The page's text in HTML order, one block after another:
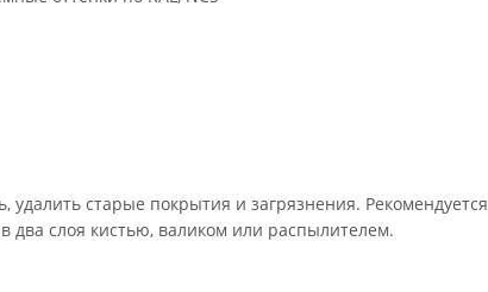
удалить старые покрытия и загрязнения. Рекомендуется
два слоя кистью, валиком или распылителем.